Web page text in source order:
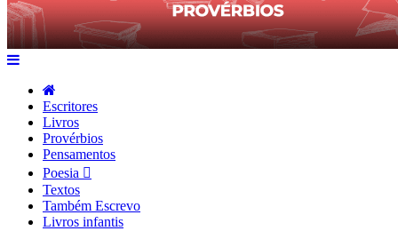
Escritores
Livros
Provérbios
Pensamentos
Poesia
Textos
Também Escrevo
Livros infantis